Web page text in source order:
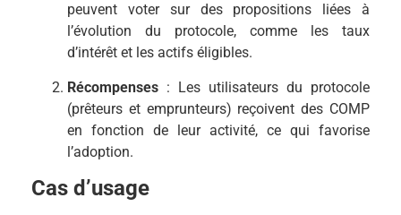
peuvent voter sur des propositions liées à
l’évolution du protocole, comme les taux
d’intérêt et les actifs éligibles.
Récompenses : Les utilisateurs du protocole
(prêteurs et emprunteurs) reçoivent des COMP
en fonction de leur activité, ce qui favorise
l’adoption.
Cas d’usage